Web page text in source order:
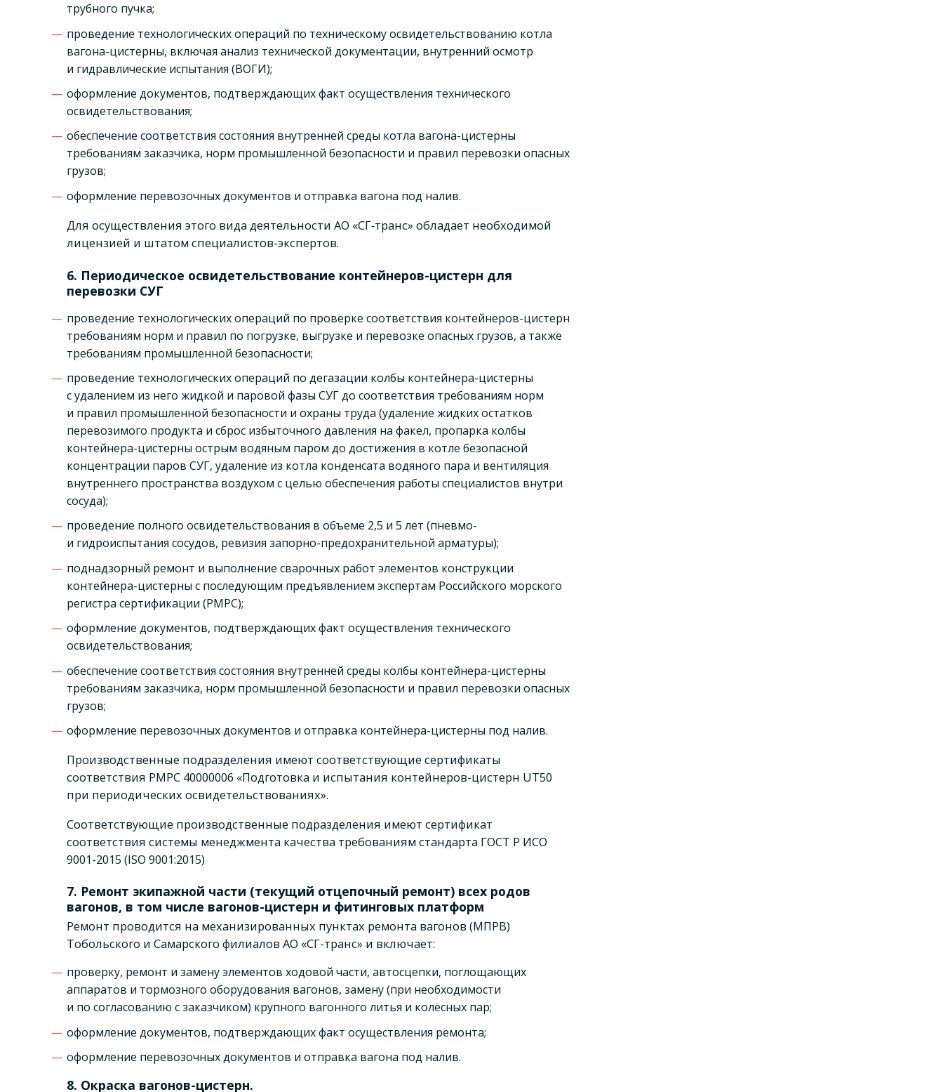
трубного пучка;
проведение технологических операций по техническому освидетельствованию котла
вагона-цистерны, включая анализ технической документации, внутренний осмотр
и гидравлические испытания (ВОГИ);
оформление документов, подтверждающих факт осуществления технического
освидетельствования;
обеспечение соответствия состояния внутренней среды котла вагона-цистерны
требованиям заказчика, норм промышленной безопасности и правил перевозки опасных
грузов;
оформление перевозочных документов и отправка вагона под налив.
Для осуществления этого вида деятельности АО «СГ‑транс» обладает необходимой
лицензией и штатом специалистов-экспертов.
6. Периодическое освидетельствование контейнеров-цистерн для
перевозки СУГ
проведение технологических операций по проверке соответствия контейнеров-цистерн
требованиям норм и правил по погрузке, выгрузке и перевозке опасных грузов, а также
требованиям промышленной безопасности;
проведение технологических операций по дегазации колбы контейнера-цистерны
с удалением из него жидкой и паровой фазы СУГ до соответствия требованиям норм
и правил промышленной безопасности и охраны труда (удаление жидких остатков
перевозимого продукта и сброс избыточного давления на факел, пропарка колбы
контейнера-цистерны острым водяным паром до достижения в котле безопасной
концентрации паров СУГ, удаление из котла конденсата водяного пара и вентиляция
внутреннего пространства воздухом с целью обеспечения работы специалистов внутри
сосуда);
проведение полного освидетельствования в объеме 2,5 и 5 лет (пневмо-
и гидроиспытания сосудов, ревизия запорно-предохранительной арматуры);
поднадзорный ремонт и выполнение сварочных работ элементов конструкции
контейнера-цистерны с последующим предъявлением экспертам Российского морского
регистра сертификации (РМРС);
оформление документов, подтверждающих факт осуществления технического
освидетельствования;
обеспечение соответствия состояния внутренней среды колбы контейнера-цистерны
требованиям заказчика, норм промышленной безопасности и правил перевозки опасных
грузов;
оформление перевозочных документов и отправка контейнера-цистерны под налив.
Производственные подразделения имеют соответствующие сертификаты
соответствия РМРС 40000006 «Подготовка и испытания контейнеров-цистерн UT50
при периодических освидетельствованиях».
Соответствующие производственные подразделения имеют сертификат
соответствия системы менеджмента качества требованиям стандарта ГОСТ Р ИСО
9001-2015 (ISO 9001:2015)
7. Ремонт экипажной части (текущий отцепочный ремонт) всех родов
вагонов, в том числе вагонов-цистерн и фитинговых платформ
Ремонт проводится на механизированных пунктах ремонта вагонов (МПРВ)
Тобольского и Самарского филиалов АО «СГ-транс» и включает:
проверку, ремонт и замену элементов ходовой части, автосцепки, поглощающих
аппаратов и тормозного оборудования вагонов, замену (при необходимости
и по согласованию с заказчиком) крупного вагонного литья и колёсных пар;
оформление документов, подтверждающих факт осуществления ремонта;
оформление перевозочных документов и отправка вагона под налив.
8. Окраска вагонов-цистерн.